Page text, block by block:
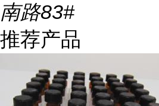
南路83#
推荐产品